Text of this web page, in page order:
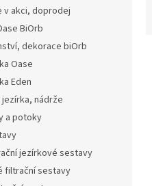
v akci, doprodej
BiOrb
dekorace biOrb
Oase
Eden
nádrže
a potoky
jezírkové sestavy
filtrační sestavy